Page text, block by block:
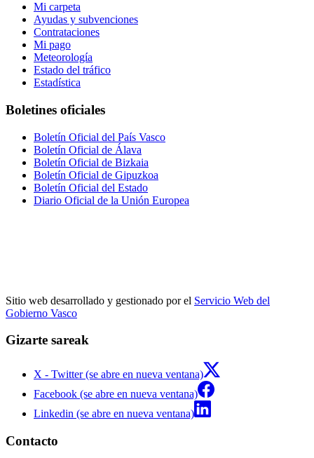
Mi carpeta
Ayudas y subvenciones
Contrataciones
Mi pago
Meteorología
Estado del tráfico
Estadística
Boletines oficiales
Boletín Oficial del País Vasco
Boletín Oficial de Álava
Boletín Oficial de Bizkaia
Boletín Oficial de Gipuzkoa
Boletín Oficial del Estado
Diario Oficial de la Unión Europea
Sitio web desarrollado y gestionado por el Servicio Web del
Gobierno Vasco
Gizarte sareak
X - Twitter (se abre en nueva ventana)
Facebook (se abre en nueva ventana)
Linkedin (se abre en nueva ventana)
Contacto